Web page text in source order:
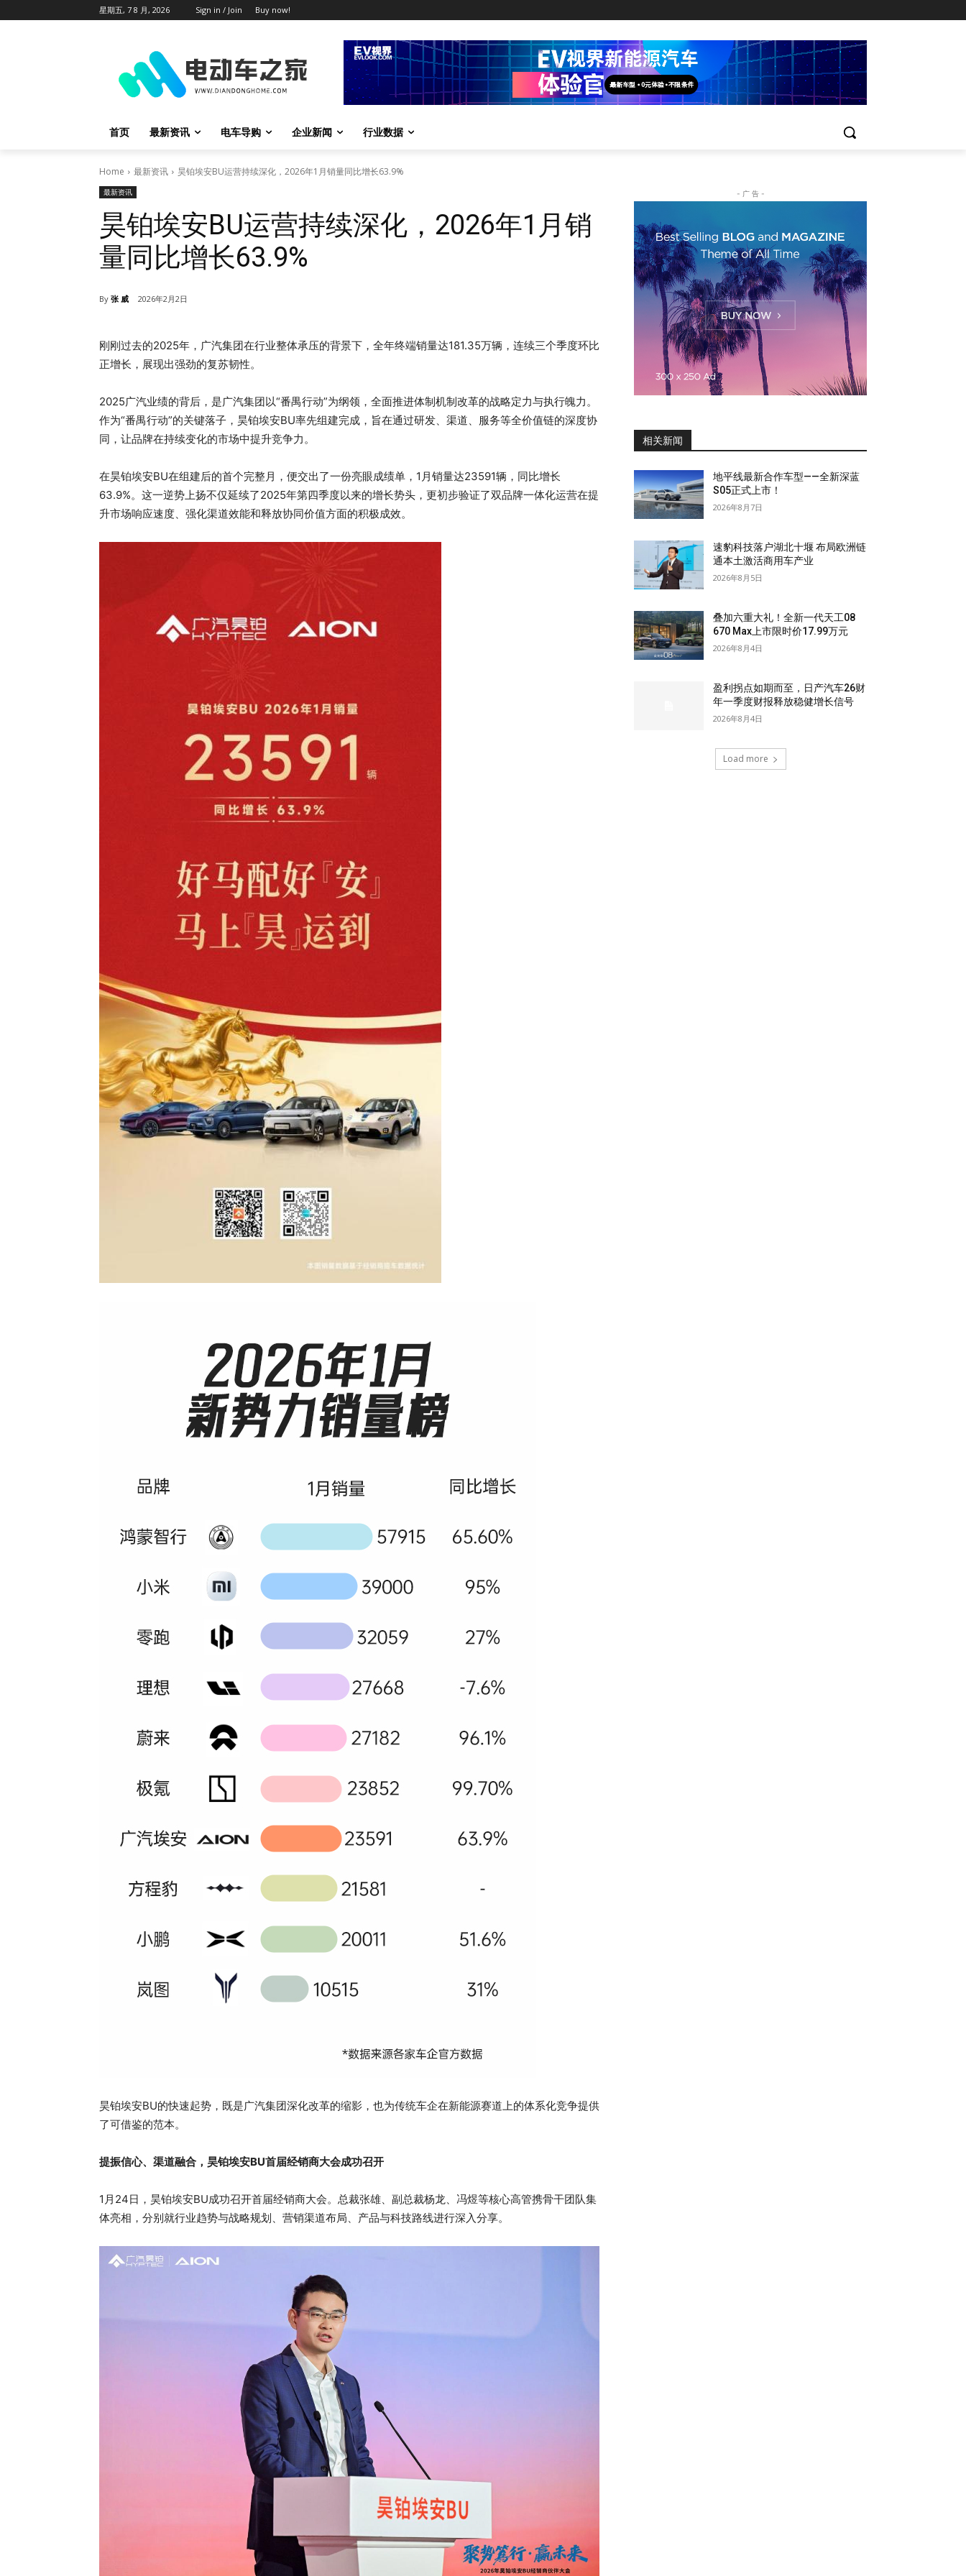
星期五, 7 8 月, 2026 Sign in / Join Buy now!
首页 最新资讯 电车导购 企业新闻 行业数据
Home 最新资讯 昊铂埃安BU运营持续深化，2026年1月销量同比增长63.9%
最新资讯
昊铂埃安BU运营持续深化，2026年1月销
量同比增长63.9%
By 张 威 2026年2月2日
刚刚过去的2025年，广汽集团在行业整体承压的背景下，全年终端销量达181.35万辆，连续三个季度环比
正增长，展现出强劲的复苏韧性。
2025广汽业绩的背后，是广汽集团以“番禺行动”为纲领，全面推进体制机制改革的战略定力与执行魄力。
作为“番禺行动”的关键落子，昊铂埃安BU率先组建完成，旨在通过研发、渠道、服务等全价值链的深度协
同，让品牌在持续变化的市场中提升竞争力。
在昊铂埃安BU在组建后的首个完整月，便交出了一份亮眼成绩单，1月销量达23591辆，同比增长
63.9%。这一逆势上扬不仅延续了2025年第四季度以来的增长势头，更初步验证了双品牌一体化运营在提
升市场响应速度、强化渠道效能和释放协同价值方面的积极成效。
昊铂埃安BU的快速起势，既是广汽集团深化改革的缩影，也为传统车企在新能源赛道上的体系化竞争提供
了可借鉴的范本。
提振信心、渠道融合，昊铂埃安BU首届经销商大会成功召开
1月24日，昊铂埃安BU成功召开首届经销商大会。总裁张雄、副总裁杨龙、冯煜等核心高管携骨干团队集
体亮相，分别就行业趋势与战略规划、营销渠道布局、产品与科技路线进行深入分享。
- 广 告 -
相关新闻
地平线最新合作车型——全新深蓝
S05正式上市！
2026年8月7日
速豹科技落户湖北十堰 布局欧洲链
通本土激活商用车产业
2026年8月5日
叠加六重大礼！全新一代天工08
670 Max上市限时价17.99万元
2026年8月4日
盈利拐点如期而至，日产汽车26财
年一季度财报释放稳健增长信号
2026年8月4日
Load more